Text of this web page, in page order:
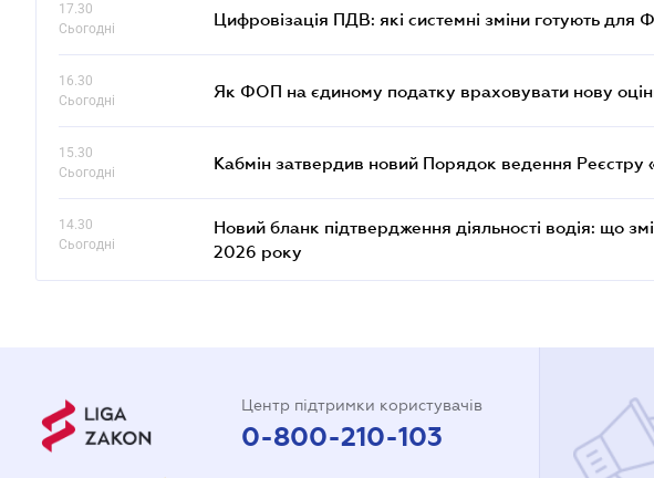
17.30
Сьогодні
Цифровізація ПДВ: які системні зміни готують для
16.30
Сьогодні
Як ФОП на єдиному податку враховувати нову
15.30
Сьогодні
Кабмін затвердив новий Порядок ведення Реєстру
14.30
Сьогодні
Новий бланк підтвердження діяльності водія: що
2026 року
Центр підтримки користувачів
0-800-210-103